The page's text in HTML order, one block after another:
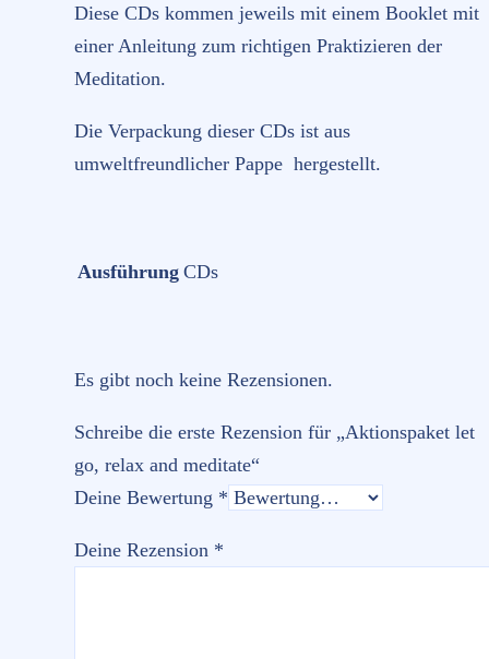
Diese CDs kommen jeweils mit einem Booklet mit
einer Anleitung zum richtigen Praktizieren der
Meditation.
Die Verpackung dieser CDs ist aus
umweltfreundlicher Pappe hergestellt.
Ausführung CDs
Es gibt noch keine Rezensionen.
Schreibe die erste Rezension für „Aktionspaket let
go, relax and meditate“
Deine Bewertung *
Deine Rezension *